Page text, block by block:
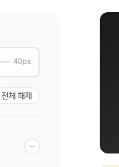
40px
전체 해제
−